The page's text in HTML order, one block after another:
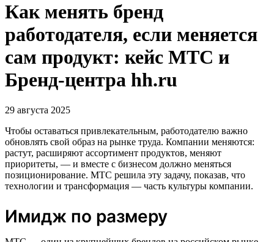
Как менять бренд
работодателя, если меняется
сам продукт: кейс МТС и
Бренд-центра hh.ru
29 августа 2025
Чтобы оставаться привлекательным, работодателю важно
обновлять свой образ на рынке труда. Компании меняются:
растут, расширяют ассортимент продуктов, меняют
приоритеты, — и вместе с бизнесом должно меняться
позиционирование. МТС решила эту задачу, показав, что
технологии и трансформация — часть культуры компании.
Имидж по размеру